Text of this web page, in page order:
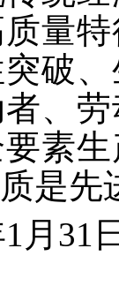
量
破
、
素
是先
1月31